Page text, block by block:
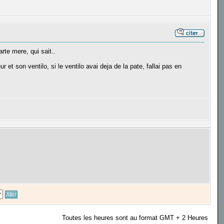
mere, qui sait..
et son ventilo, si le ventilo avai deja de la pate, fallai pas en
Toutes les heures sont au format GMT + 2 Heures